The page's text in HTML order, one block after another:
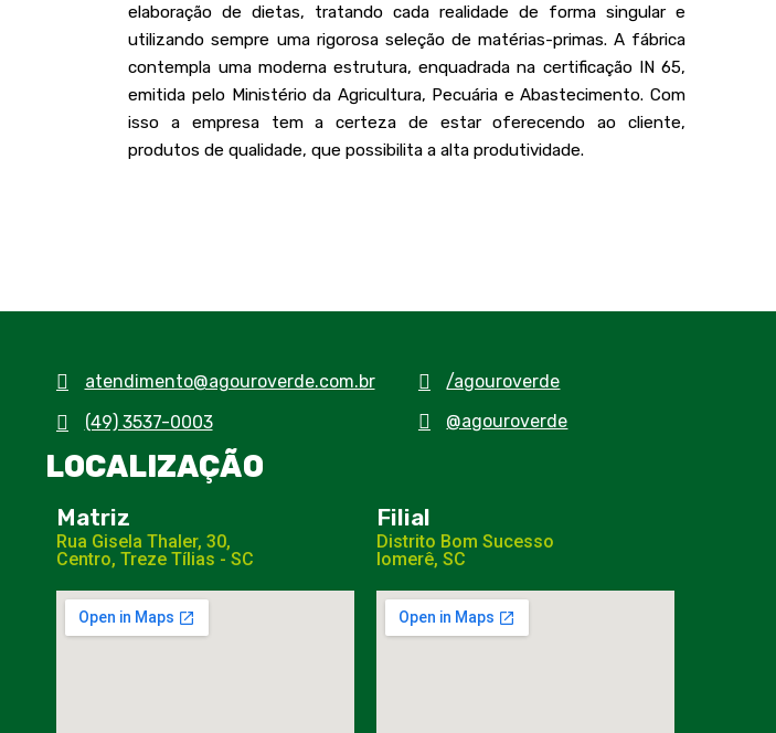
elaboração de dietas, tratando cada realidade de forma singular e
utilizando sempre uma rigorosa seleção de matérias-primas. A fábrica
contempla uma moderna estrutura, enquadrada na certificação IN 65,
emitida pelo Ministério da Agricultura, Pecuária e Abastecimento. Com
isso a empresa tem a certeza de estar oferecendo ao cliente,
produtos de qualidade, que possibilita a alta produtividade.
atendimento@agouroverde.com.br
(49) 3537-0003
/agouroverde
@agouroverde
LOCALIZAÇÃO
Matriz
Rua Gisela Thaler, 30,
Centro, Treze Tílias - SC​
Filial
Distrito Bom Sucesso
Iomerê, SC​